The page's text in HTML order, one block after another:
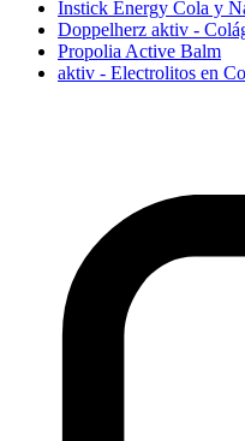
Instick Energy Cola y
Doppelherz aktiv -
Propolia Active Balm
aktiv - Electrolitos en